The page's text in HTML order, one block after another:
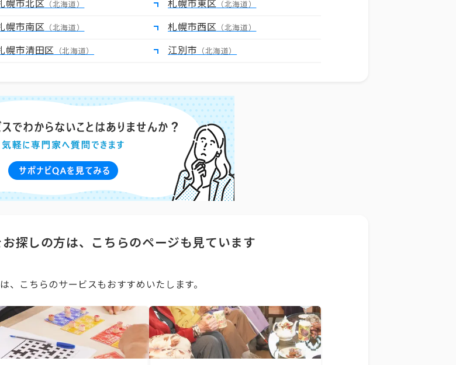
幌市北区 （北海道） 札幌市東区 （北海道）
幌市南区 （北海道） 札幌市西区 （北海道）
幌市清田区 （北海道） 江別市 （北海道）
探しの方は、こちらのページも見ています
、こちらのサービスもおすすめいたします。